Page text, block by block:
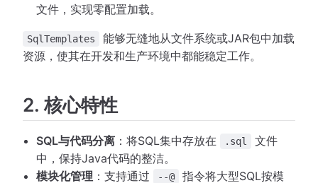
文件，实现零配置加载。
SqlTemplates
能够无缝地从文件系统或JAR包中加载
资源，使其在开发和生产环境中都能稳定工作。
2. 核心特性
SQL与代码分离 ：将SQL集中存放在 .sql
文件
中，保持Java代码的整洁。
模块化管理 ：支持通过 --@
指令将大型SQL按模